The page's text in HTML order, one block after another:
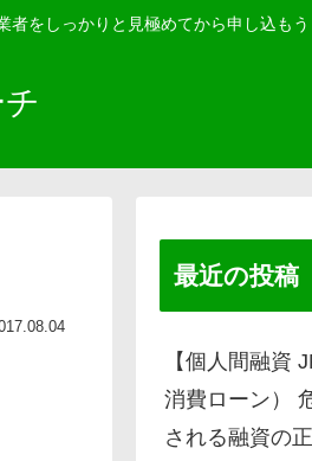
をしっかりと見極めてから申し込もう
最近の投稿
【個人間融資
消費ローン）
される融資の